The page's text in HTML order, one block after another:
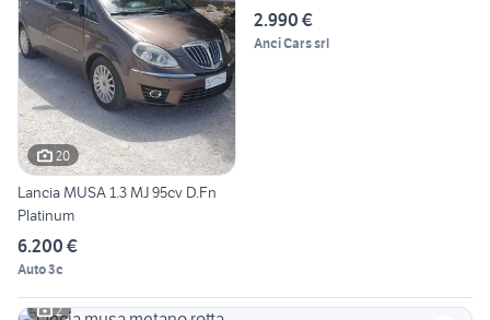
20
Lancia MUSA 1.3 MJ 95cv D.Fn
Platinum
6.200 €
Auto 3c
2.990 €
Anci Cars srl
2